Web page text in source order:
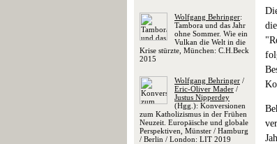
Wolfgang Behringer:
Tambora und das Jahr
ohne Sommer. Wie ein
Vulkan die Welt in die
Krise stürzte, München: C.H.Beck
2015
Wolfgang Behringer /
Eric-Oliver Mader /
Justus Nipperdey
(Hgg.): Konversionen
zum Katholizismus in der Frühen
Neuzeit. Europäische und globale
Perspektiven, Münster / Hamburg
/ Berlin / London: LIT 2019